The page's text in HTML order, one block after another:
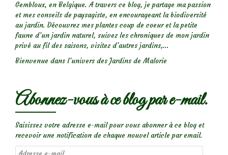
Gembloux, en Belgique. A travers ce blog, je partage ma passion
et mes conseils de paysagiste, en encourageant la biodiversité
au jardin. Découvrez mes plantes coup de coeur et la petite
faune d’un jardin naturel, suivez les chroniques de mon jardin
privé au fil des saisons, visitez d’autres jardins,...
Bienvenue dans l’univers des Jardins de Malorie
Abonnez-vous à ce blog par e-mail.
Saisissez votre adresse e-mail pour vous abonner à ce blog et
recevoir une notification de chaque nouvel article par email.
Adresse